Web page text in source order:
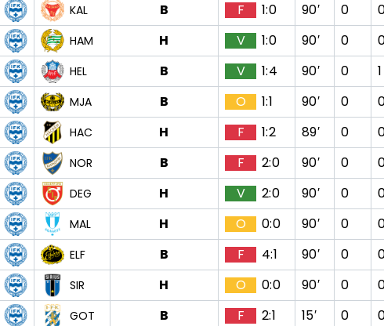
KAL B F 1:0 90′ 0
HAM H V 1:0 90′ 0
HEL B V 1:4 90′ 0
1
MJA B O 1:1 90′ 0
HAC H F 1:2 89′ 0
NOR B F 2:0 90′ 0
DEG H V 2:0 90′ 0
MAL H O 0:0 90′ 0
ELF B F 4:1 90′ 0
SIR H O 0:0 90′ 0
GOT B F 2:1 15′ 0